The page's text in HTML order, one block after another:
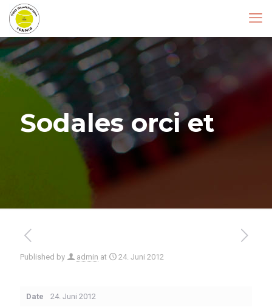
Sodales orci et
Published by admin at 24. Juni 2012
Date
24. Juni 2012